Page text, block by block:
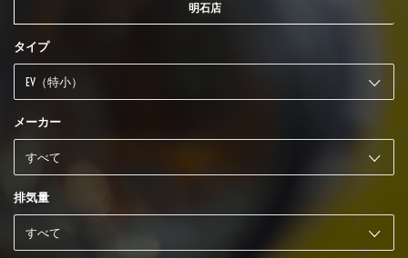
明石店
タイプ
メーカー
排気量